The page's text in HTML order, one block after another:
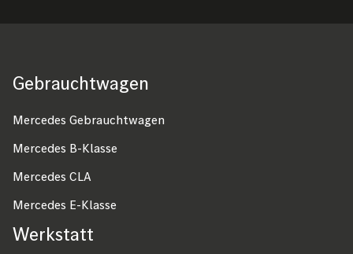
Fußzeile
Gebrauchtwagen
Mercedes Gebrauchtwagen
Mercedes B-Klasse
Mercedes CLA
Mercedes E-Klasse
Werkstatt